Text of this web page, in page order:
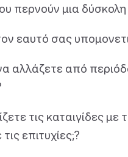
περνούν μια
εαυτό σας
αλλάζετε από
τις καταιγίδες
επιτυχίες;?